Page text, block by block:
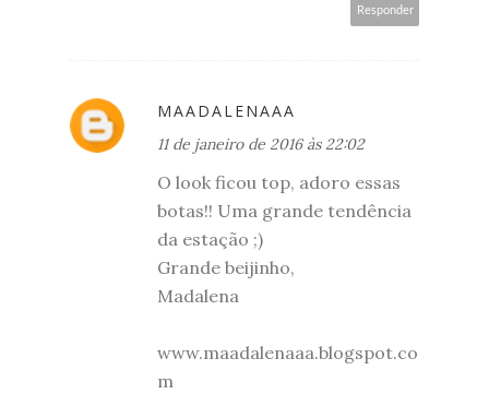
Responder
MAADALENAAA
11 de janeiro de 2016 às 22:02
O look ficou top, adoro essas
botas!! Uma grande tendência
da estação ;)
Grande beijinho,
Madalena
www.maadalenaaa.blogspot.co
m